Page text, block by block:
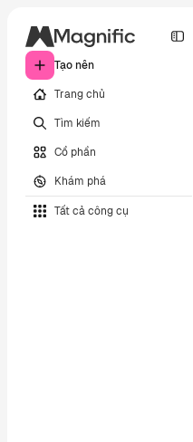
Tạo nên
Trang chủ
Tìm kiếm
Cổ phần
Khám phá
Tất cả công cụ